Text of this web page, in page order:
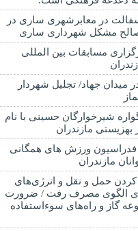
تن آسفالت در معابرشهری ساری در
مسابقات بین المللی
میدان جهاد/ تجلیل شهردار
شیرخوارگان حسینی با نام
مازندران
فدراسیون ورزش های همگانی
مازندران
حمل و نقل و انرژی‌های
الگوی مصرف رفت / ضرورت
گاز و راه‌های سوءاستفاده